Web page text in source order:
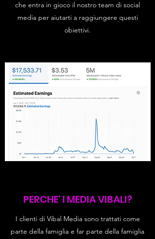
che entra in gioco il nostro team di social
media per aiutarti a raggiungere questi
obiettivi.
PERCHE' I MEDIA VIBALI?
I clienti di Vibal Media sono trattati come
parte della famiglia e far parte della famiglia